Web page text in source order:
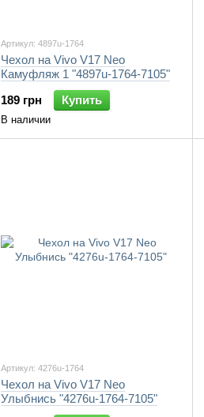
Артикул: 4897u-1764
Чехол на Vivo V17 Neo
Камуфляж 1 "4897u-1764-7105"
189 грн
Купить
В наличии
Артикул: 4276u-1764
Чехол на Vivo V17 Neo
Улыбнись "4276u-1764-7105"